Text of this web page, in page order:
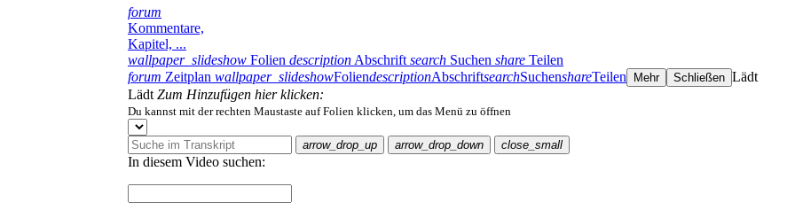
forum
Kommentare,
Kapitel, ...
wallpaper_slideshow Folien description Abschrift search Suchen share Teilen
forum Zeitplan wallpaper_slideshowFoliendescriptionAbschriftsearchSuchenshareTeilen Mehr Schließen Lädt
Lädt Zum Hinzufügen hier klicken:
Du kannst mit der rechten Maustaste auf Folien klicken, um das Menü zu öffnen
arrow_drop_up arrow_drop_down close_small
In diesem Video suchen: